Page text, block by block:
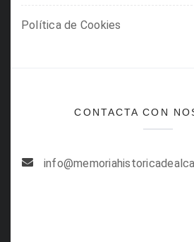
Política de Cookies
CONTACTA CON